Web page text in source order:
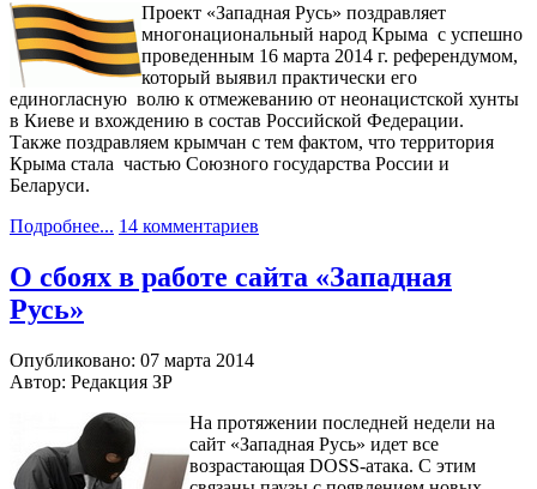
Проект «Западная Русь» поздравляет
многонациональный народ Крыма с успешно
проведенным 16 марта 2014 г. референдумом,
который выявил практически его
единогласную волю к отмежеванию от неонацистской хунты
в Киеве и вхождению в состав Российской Федерации.
Также поздравляем крымчан с тем фактом, что территория
Крыма стала частью Союзного государства России и
Беларуси.
Подробнее... 14 комментариев
О сбоях в работе сайта «Западная
Русь»
Опубликовано: 07 марта 2014
Автор: Редакция ЗР
На протяжении последней недели на
сайт «Западная Русь» идет все
возрастающая DOSS-атака. С этим